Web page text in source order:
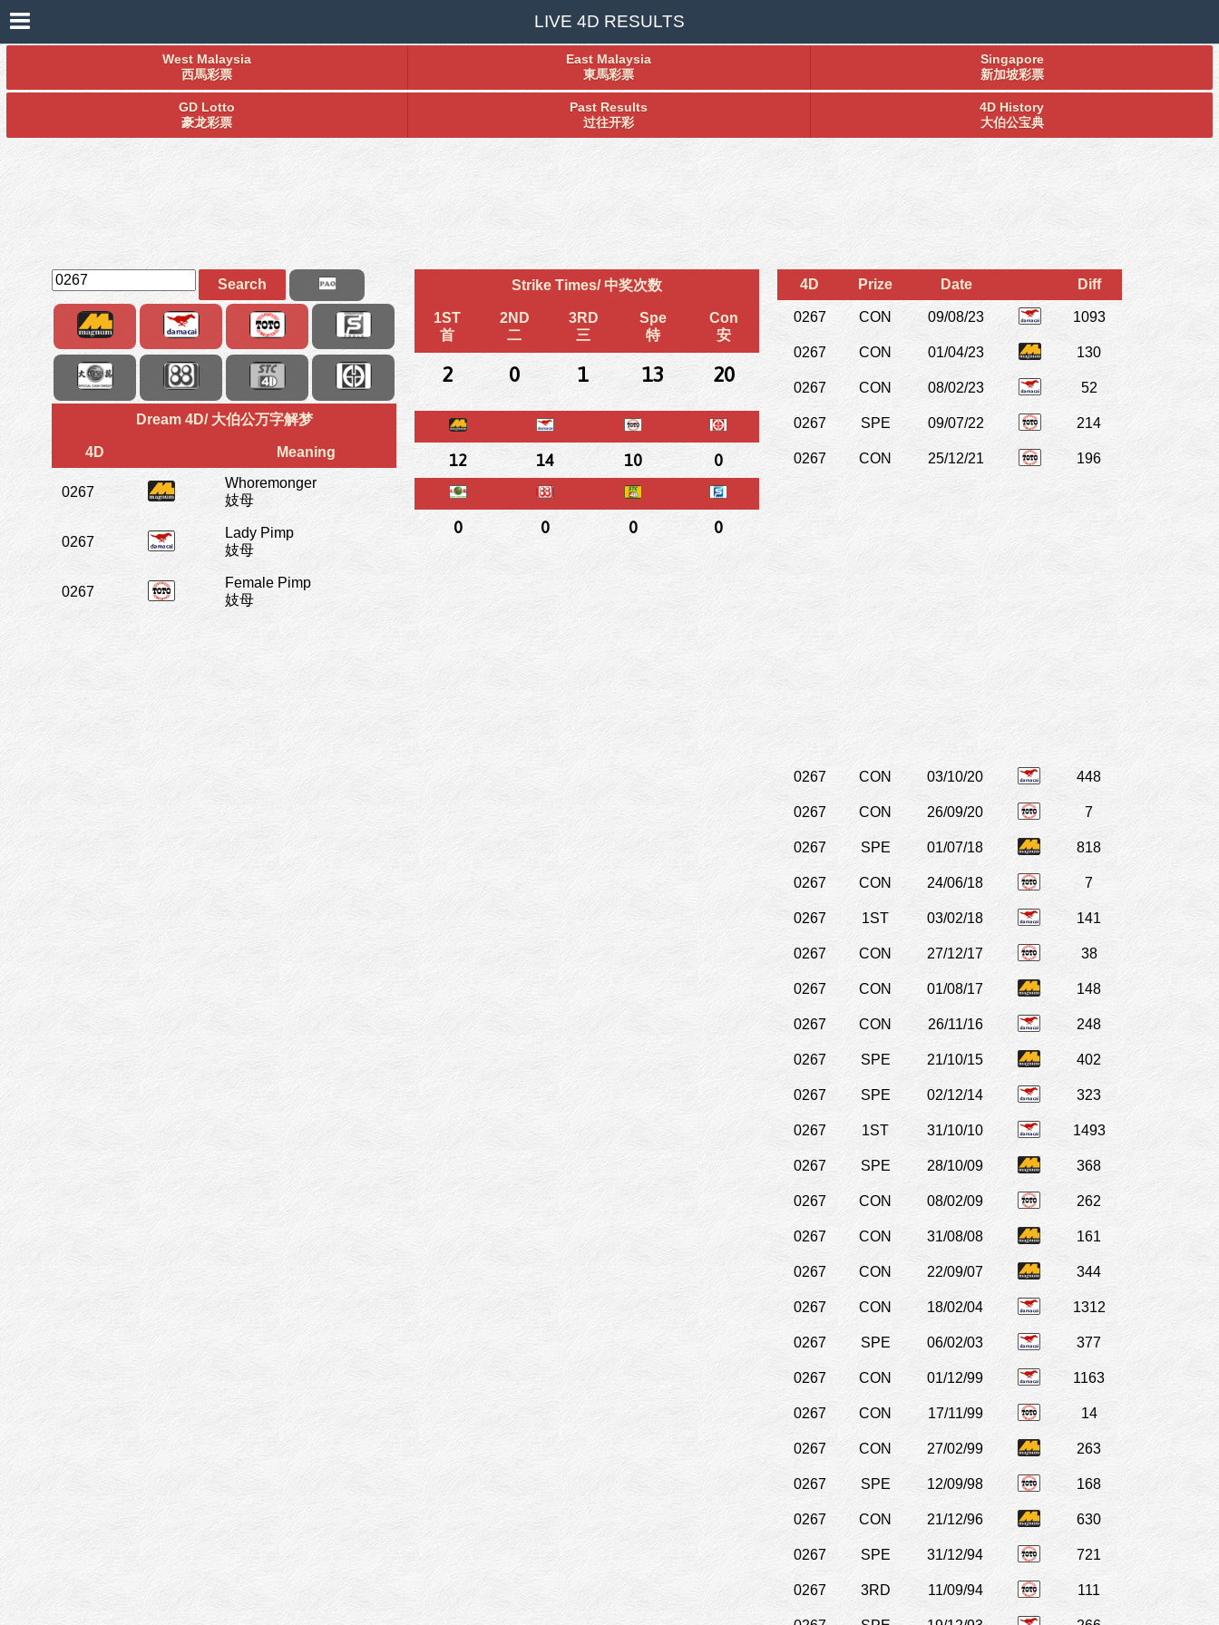
LIVE 4D RESULTS
West Malaysia
西馬彩票
East Malaysia
東馬彩票
Singapore
新加坡彩票
GD Lotto
豪龙彩票
Past Results
过往开彩
4D History
大伯公宝典
Search
Dream 4D/ 大伯公万字解梦
4D Meaning
0267
Whoremonger
妓母
0267
Lady Pimp
妓母
0267
Female Pimp
妓母
Strike Times/ 中奖次数
1ST
首
2ND
二
3RD
三
Spe
特
Con
安
2 0 1 13 20
12 14 10 0
0 0 0 0
4D Prize Date Diff
0267 CON 09/08/23 1093
0267 CON 01/04/23 130
0267 CON 08/02/23 52
0267 SPE 09/07/22 214
0267 CON 25/12/21 196
0267 CON 03/10/20 448
0267 CON 26/09/20 7
0267 SPE 01/07/18 818
0267 CON 24/06/18 7
0267 1ST 03/02/18 141
0267 CON 27/12/17 38
0267 CON 01/08/17 148
0267 CON 26/11/16 248
0267 SPE 21/10/15 402
0267 SPE 02/12/14 323
0267 1ST 31/10/10 1493
0267 SPE 28/10/09 368
0267 CON 08/02/09 262
0267 CON 31/08/08 161
0267 CON 22/09/07 344
0267 CON 18/02/04 1312
0267 SPE 06/02/03 377
0267 CON 01/12/99 1163
0267 CON 17/11/99 14
0267 CON 27/02/99 263
0267 SPE 12/09/98 168
0267 CON 21/12/96 630
0267 SPE 31/12/94 721
0267 3RD 11/09/94 111